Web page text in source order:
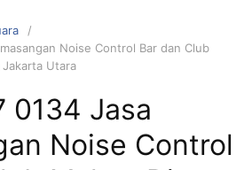
Noise Control Bar dan Club
Jakarta Utara
0134 Jasa
Noise Control